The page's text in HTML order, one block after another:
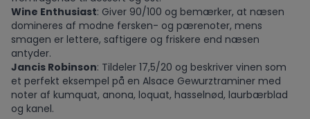
Wine Enthusiast: Giver 90/100 og bemærker, at næsen
domineres af modne fersken- og pærenoter, mens
smagen er lettere, saftigere og friskere end næsen
antyder.
Jancis Robinson: Tildeler 17,5/20 og beskriver vinen som
et perfekt eksempel på en Alsace Gewurztraminer med
noter af kumquat, anona, loquat, hasselnød, laurbærblad
og kanel.